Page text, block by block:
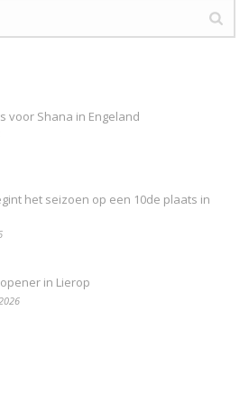
voor Shana in Engeland
het seizoen op een 10de plaats in
in Lierop